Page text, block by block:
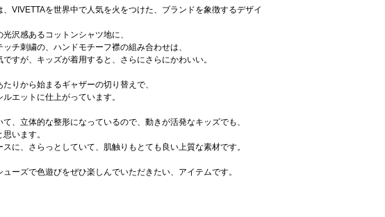
VIVETTAを世界中で人気を火をつけた、ブランドを象徴するデザイ
沢感あるコットンシャツ地に、
チ刺繍の、ハンドモチーフ襟の組み合わせは、
すが、キッズが着用すると、さらにさらにかわいい。
りから始まるギャザーの切り替えで、
エットに仕上がっています。
、立体的な整形になっているので、動きが活発なキッズでも、
います。
に、さらっとしていて、肌触りもとても良い上質な素材です。
ーズで色遊びをぜひ楽しんでいただきたい、アイテムです。